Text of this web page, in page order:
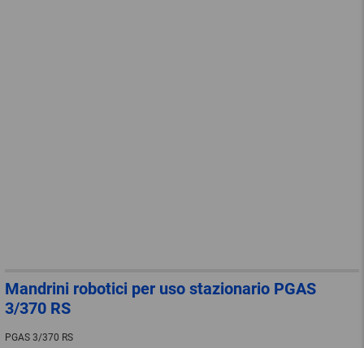
Mandrini robotici per uso stazionario PGAS
3/370 RS
PGAS 3/370 RS